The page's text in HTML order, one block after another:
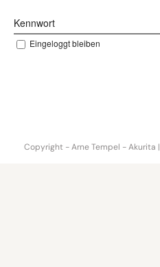
Kennwort
Eingeloggt bleiben
Copyright - Arne Tempel - Akurita |